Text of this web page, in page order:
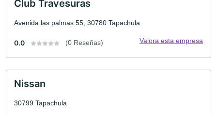
Club Travesuras
Avenida las palmas 55, 30780 Tapachula
0.0 (0 Reseñas) Valora esta empresa
Nissan
30799 Tapachula